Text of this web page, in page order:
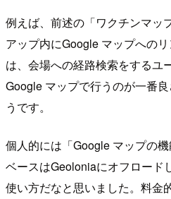
例えば、前述の「ワクチンマッ
アップ内にGoogle マップへの
は、会場への経路検索をするユ
Google マップで行うのが一番
うです。
個人的には「Google マップの
ベースはGeoloniaにオフロード
使い方だなと思いました。料金